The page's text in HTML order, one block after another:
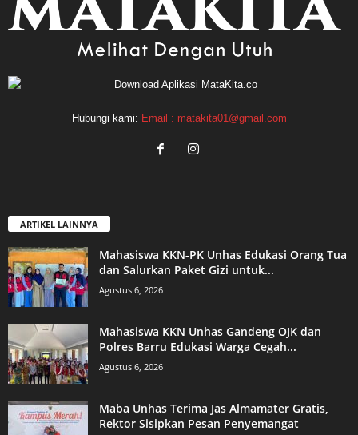
Hubungi kami: Email : matakita01@gmail.com
ARTIKEL LAINNYA
Mahasiswa KKN-PK Unhas Edukasi Orang Tua
dan Salurkan Paket Gizi untuk...
Agustus 6, 2026
Mahasiswa KKN Unhas Gandeng OJK dan
Polres Barru Edukasi Warga Cegah...
Agustus 6, 2026
Maba Unhas Terima Jas Almamater Gratis,
Rektor Sisipkan Pesan Penyemangat